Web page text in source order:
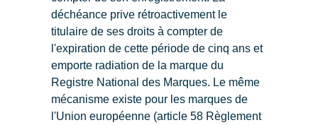
déchéance prive rétroactivement le
titulaire de ses droits à compter de
l'expiration de cette période de cinq ans et
emporte radiation de la marque du
Registre National des Marques. Le même
mécanisme existe pour les marques de
l'Union européenne (article 58 Règlement